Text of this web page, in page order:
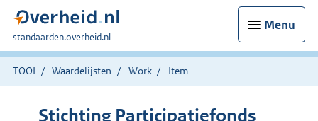
Menu
U
bent
hier:
standaarden.overheid.nl
TOOI Waardelijsten Work Item
Stichting Participatiefonds